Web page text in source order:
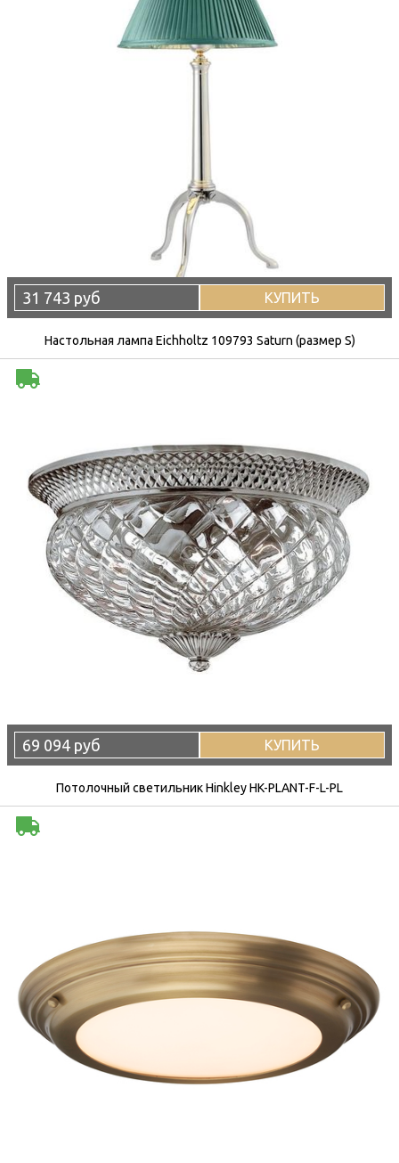
31 743 руб КУПИТЬ
Настольная лампа Eichholtz 109793 Saturn (размер S)
69 094 руб КУПИТЬ
Потолочный светильник Hinkley HK-PLANT-F-L-PL